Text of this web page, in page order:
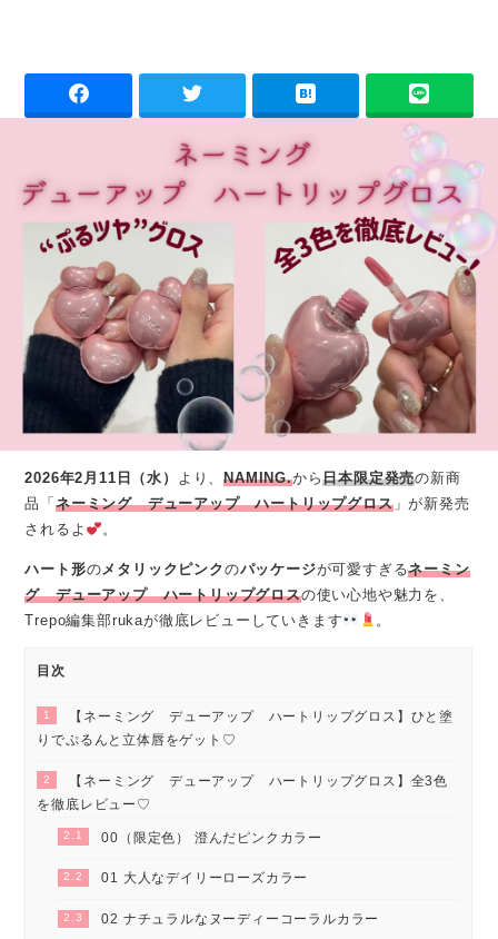
2026年2月11日（水） より、NAMING.から日本限定発売の新商
品「 ネーミング デューアップ ハートリップグロス」が新発売
されるよ
。
ハート形の メタリックピンクのパッケージが可愛すぎるネーミン
グ デューアップ ハートリップグロスの使い心地や魅力を、
Trepo編集部rukaが徹底レビューしていきます
。
目次
1
【ネーミング デューアップ ハートリップグロス】ひと塗
りでぷるんと立体唇をゲット♡
2
【ネーミング デューアップ ハートリップグロス】全3色
を徹底レビュー♡
2.1 00（限定色） 澄んだピンクカラー
2.2 01 大人なデイリーローズカラー
2.3 02 ナチュラルなヌーディーコーラルカラー